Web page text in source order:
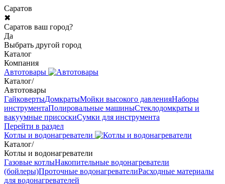
Саратов
✖
Саратов ваш город?
Да
Выбрать другой город
Каталог
Компания
Автотовары
Каталог/
Автотовары
ГайковертыДомкратыМойки высокого давленияНаборы
инструментаПолировальные машиныСтеклодомкраты и
вакуумные присоскиСумки для инструмента
Перейти в раздел
Котлы и водонагреватели
Каталог/
Котлы и водонагреватели
Газовые котлыНакопительные водонагреватели
(бойлеры)Проточные водонагревателиРасходные материалы
для водонагревателей